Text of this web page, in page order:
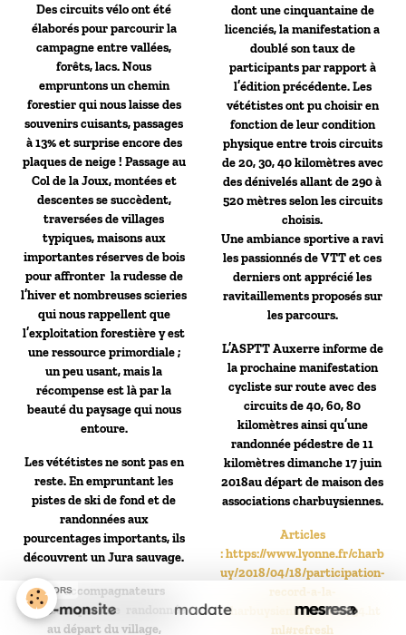
Des circuits vélo ont été
élaborés pour parcourir la
campagne entre vallées,
forêts, lacs. Nous
empruntons un chemin
forestier qui nous laisse des
souvenirs cuisants, passages
à 13% et surprise encore des
plaques de neige ! Passage au
Col de la Joux, montées et
descentes se succèdent,
traversées de villages
typiques, maisons aux
importantes réserves de bois
pour affronter la rudesse de
l’hiver et nombreuses scieries
qui nous rappellent que
l’exploitation forestière y est
une ressource primordiale ;
un peu usant, mais la
récompense est là par la
beauté du paysage qui nous
entoure.
Les vététistes ne sont pas en
reste. En empruntant les
pistes de ski de fond et de
randonnées aux
pourcentages importants, ils
découvrent un Jura sauvage.
Les accompagnateurs
débutent par une randonnée
au départ du village,
dont une cinquantaine de
licenciés, la manifestation a
doublé son taux de
participants par rapport à
l’édition précédente. Les
vététistes ont pu choisir en
fonction de leur condition
physique entre trois circuits
de 20, 30, 40 kilomètres avec
des dénivelés allant de 290 à
520 mètres selon les circuits
choisis.
Une ambiance sportive a ravi
les passionnés de VTT et ces
derniers ont apprécié les
ravitaillements proposés sur
les parcours.
L’ASPTT Auxerre informe de
la prochaine manifestation
cycliste sur route avec des
circuits de 40, 60, 80
kilomètres ainsi qu’une
randonnée pédestre de 11
kilomètres dimanche 17 juin
2018au départ de maison des
associations charbuysiennes.
Articles
:https://www.lyonne.fr/charb
uy/2018/04/18/participation-
record-a-la-
charbuysienne_12816734.ht
ml#refresh
SPONSORS